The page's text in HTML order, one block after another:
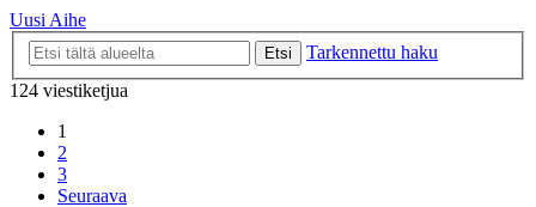
Uusi Aihe
Etsi
Tarkennettu haku
124 viestiketjua
1
2
3
Seuraava